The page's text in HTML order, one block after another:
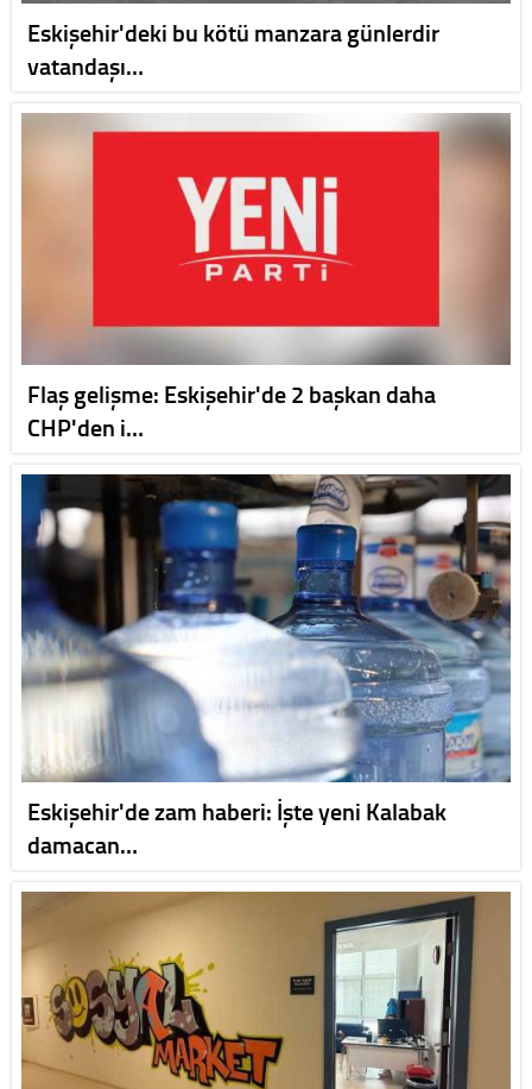
Eskişehir'deki bu kötü manzara günlerdir
vatandaşı…
Flaş gelişme: Eskişehir'de 2 başkan daha
CHP'den i…
Eskişehir'de zam haberi: İşte yeni Kalabak
damacan…